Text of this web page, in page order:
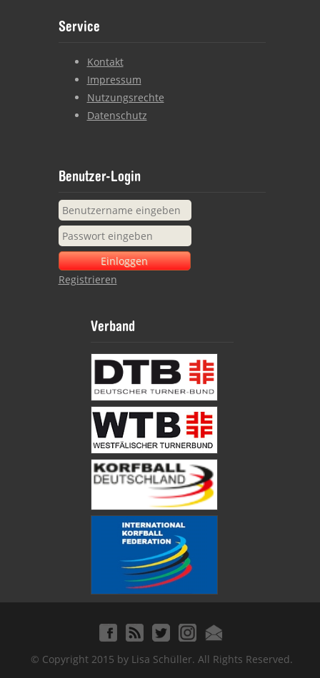
Copyright notice
© Copyright 2015 by Lisa Schüller. All Rights Reserved.
Service
Kontakt
Impressum
Nutzungsrechte
Datenschutz
Benutzer-Login
Registrieren
Verband